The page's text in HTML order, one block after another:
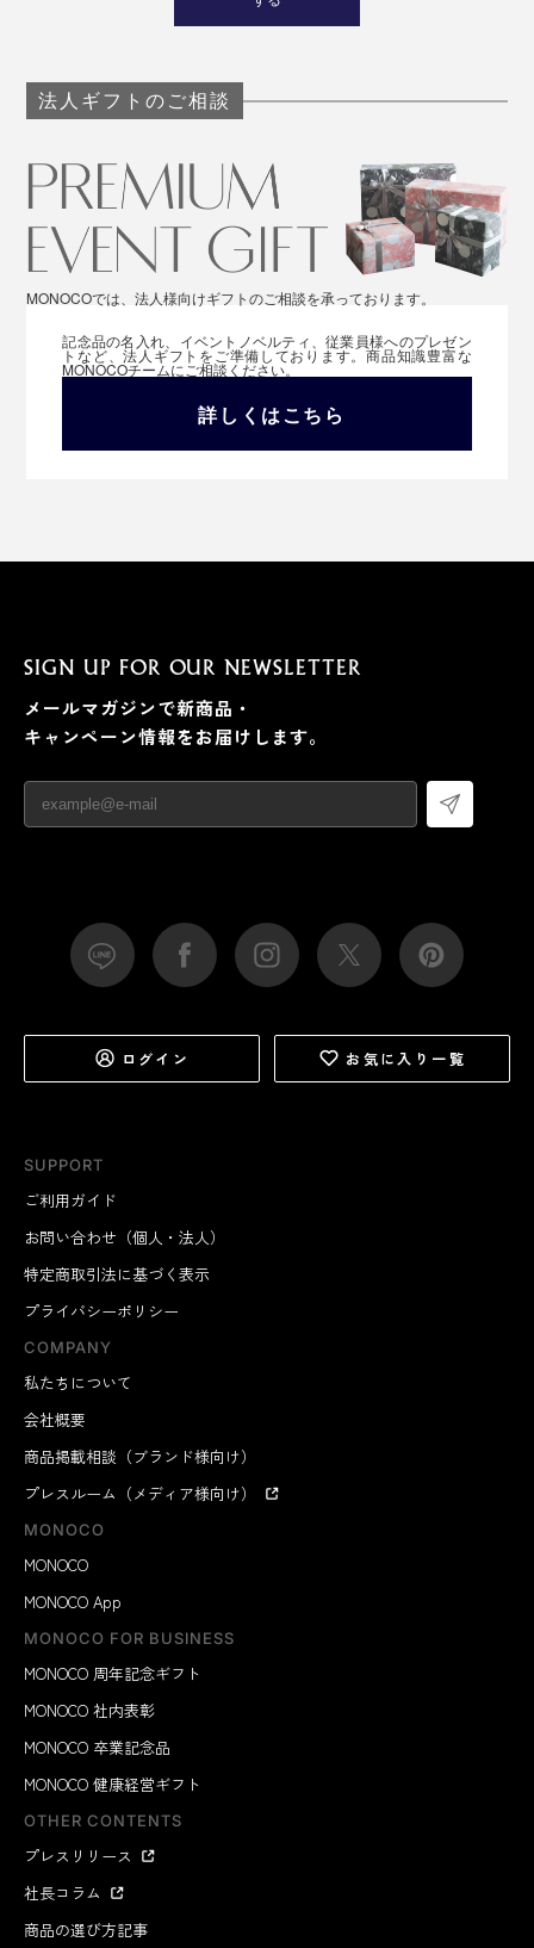
法人ギフトのご相談
MONOCOでは、法人様向けギフトのご相談を承っております。
記念品の名入れ、イベントノベルティ、従業員様へのプレゼン
トなど、法人ギフトをご準備しております。商品知識豊富な
MONOCOチームにご相談ください。
詳しくはこちら
SUPPORT
ご利用ガイド
お問い合わせ（個人・法人）
特定商取引法に基づく表示
プライバシーポリシー
COMPANY
私たちについて
会社概要
商品掲載相談（ブランド様向け）
プレスルーム（メディア様向け）
MONOCO
MONOCO
MONOCO App
MONOCO FOR BUSINESS
MONOCO 周年記念ギフト
MONOCO 社内表彰
MONOCO 卒業記念品
MONOCO 健康経営ギフト
OTHER CONTENTS
プレスリリース
社長コラム
商品の選び方記事
SIGN UP FOR OUR NEWSLETTER
メールマガジンで新商品・
キャンペーン情報をお届けします。
ログイン お気に入り一覧